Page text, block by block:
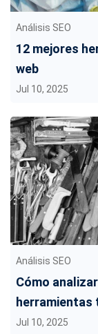
Análisis SEO
12 mejores
web
Jul 10, 2025
Análisis SEO
Cómo
herramientas
Jul 10, 2025